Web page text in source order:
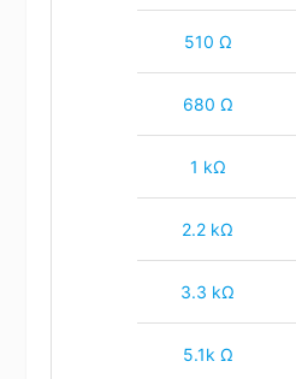
510 Ω
680 Ω
1 kΩ
2.2 kΩ
3.3 kΩ
5.1k Ω